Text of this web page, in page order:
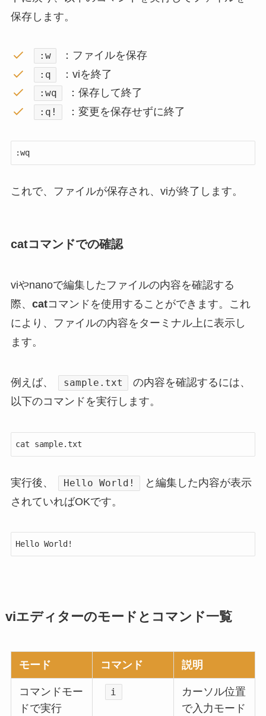
保存します。
:w ：ファイルを保存
:q ：viを終了
:wq ：保存して終了
:q! ：変更を保存せずに終了
:wq
これで、ファイルが保存され、viが終了します。
catコマンドでの確認
viやnanoで編集したファイルの内容を確認する
際、 catコマンドを使用することができます。
これ
により、ファイルの内容をターミナル上に表示し
ます。
例えば、 sample.txt
の内容を確認するには、
以下のコマンドを実行します。
cat sample.txt
実行後、 Hello World!
と編集した内容が表示
されていればOKです。
Hello World!
viエディターのモードとコマンド一覧
モード コマンド 説明
コマンドモー
ドで実行
i
カーソル位置
で入力モード